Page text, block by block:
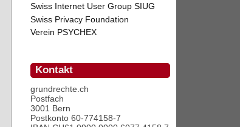
Swiss Internet User Group SIUG
Swiss Privacy Foundation
Verein PSYCHEX
Kontakt
grundrechte.ch
Postfach
3001 Bern
Postkonto 60-774158-7